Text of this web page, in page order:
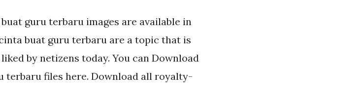
guru terbaru images are available in
buat guru terbaru are a topic that is
by netizens today. You can Download
terbaru files here. Download all royalty-